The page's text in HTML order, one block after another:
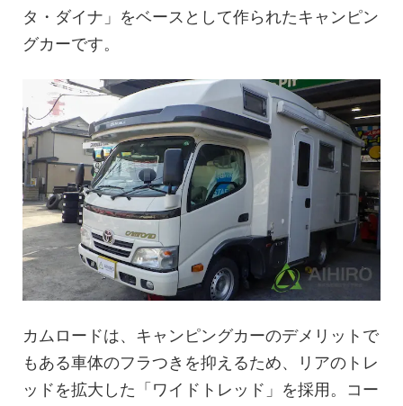
タ・ダイナ」をベースとして作られたキャンピン
グカーです。
カムロードは、キャンピングカーのデメリットで
もある車体のフラつきを抑えるため、リアのトレ
ッドを拡大した「ワイドトレッド」を採用。コー